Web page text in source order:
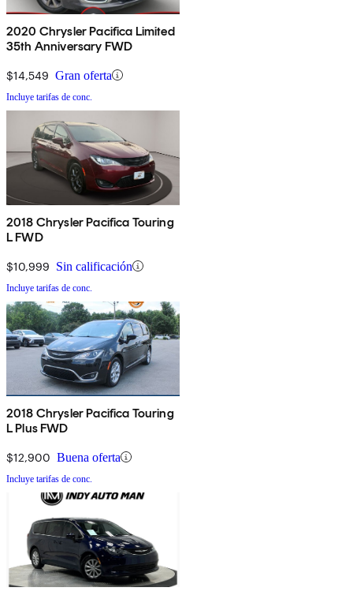
2020 Chrysler Pacifica Limited
35th Anniversary FWD
$14,549 Gran oferta
Incluye tarifas de conc.
2018 Chrysler Pacifica Touring
L FWD
$10,999 Sin calificación
Incluye tarifas de conc.
2018 Chrysler Pacifica Touring
L Plus FWD
$12,900 Buena oferta
Incluye tarifas de conc.